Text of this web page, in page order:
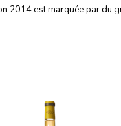
2014 est marquée par du